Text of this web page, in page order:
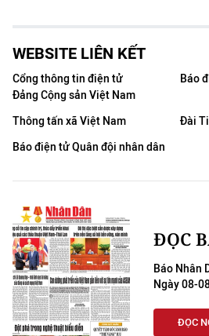
WEBSITE LIÊN KẾT
Cổng thông tin điện tử
Đảng Cộng sản Việt Nam
Báo
Thông tấn xã Việt Nam
Đài
Báo điện tử Quân đội nhân dân
ĐỌC
Báo Nhân
Ngày 08-
ĐỌC